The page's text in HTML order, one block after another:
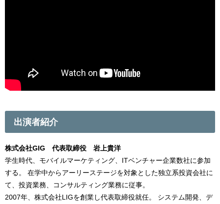
出演者紹介
株式会社GIG 代表取締役 岩上貴洋
学生時代、モバイルマーケティング、ITベンチャー企業数社に参加
する。 在学中からアーリーステージを対象とした独立系投資会社に
て、投資業務、コンサルティング業務に従事。
2007年、株式会社LIGを創業し代表取締役就任。 システム開発、デ